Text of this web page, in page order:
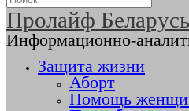
Пролайф Беларусь
Информационно-
Защита жизни
Аборт
Помощь